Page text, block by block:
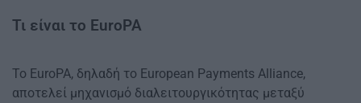
Τι είναι το EuroPA
Το EuroPA, δηλαδή το European Payments Alliance,
αποτελεί μηχανισμό διαλειτουργικότητας μεταξύ